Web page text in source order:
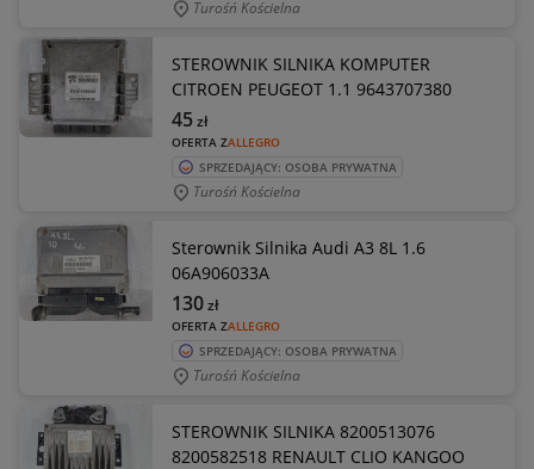
Turośń Kościelna
STEROWNIK SILNIKA KOMPUTER
CITROEN PEUGEOT 1.1 9643707380
OFERTA ZALLEGRO
45zł
SPRZEDAJĄCY: OSOBA PRYWATNA
Turośń Kościelna
Sterownik Silnika Audi A3 8L 1.6
06A906033A
OFERTA ZALLEGRO
130zł
SPRZEDAJĄCY: OSOBA PRYWATNA
Turośń Kościelna
STEROWNIK SILNIKA 8200513076
8200582518 RENAULT CLIO KANGOO